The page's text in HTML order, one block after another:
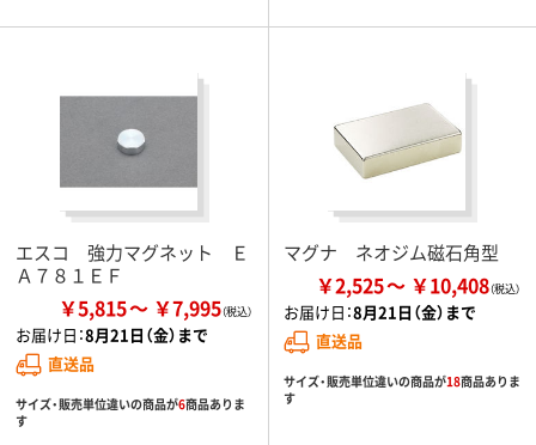
エスコ 強力マグネット Ｅ
Ａ７８１ＥＦ
￥5,815 ￥7,995
お届け日：8月21日（金）まで
直送品
サイズ・販売単位違いの商品が6商品ありま
す
マグナ ネオジム磁石角型
￥2,525 ￥10,408
お届け日：8月21日（金）まで
直送品
サイズ・販売単位違いの商品が18商品ありま
す